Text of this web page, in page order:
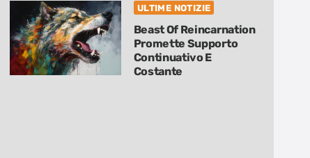
ULTIME NOTIZIE
Beast Of Reincarnation
Promette Supporto
Continuativo E
Costante